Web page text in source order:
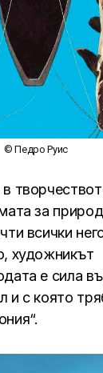
© Педро Руис
за
всички
художникът
е сила
и с която